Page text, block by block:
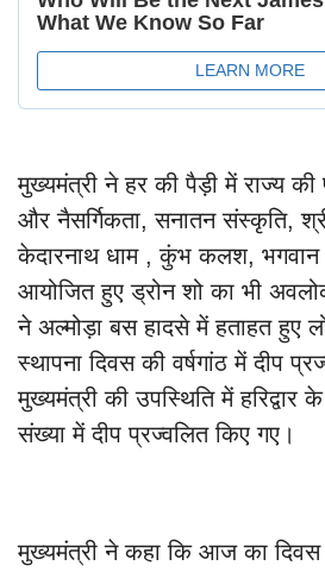
मुख्यमंत्री ने हर की पैड़ी में राज्य की
और नैसर्गिकता, सनातन संस्कृति,
केदारनाथ धाम , कुंभ कलश, भगवान
आयोजित हुए ड्रोन शो का भी
ने अल्मोड़ा बस हादसे में हताहत हुए
स्थापना दिवस की वर्षगांठ में दीप
मुख्यमंत्री की उपस्थिति में हरिद्वार
संख्या में दीप प्रज्वलित किए गए।
मुख्यमंत्री ने कहा कि आज का दिवस